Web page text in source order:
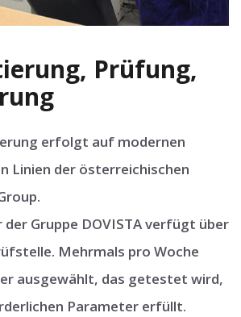
Prüfung,
erfolgt auf modernen
Linien der österreichischen
Gruppe DOVISTA verfügt über
Mehrmals pro Woche
ausgewählt, das getestet wird,
Parameter erfüllt.